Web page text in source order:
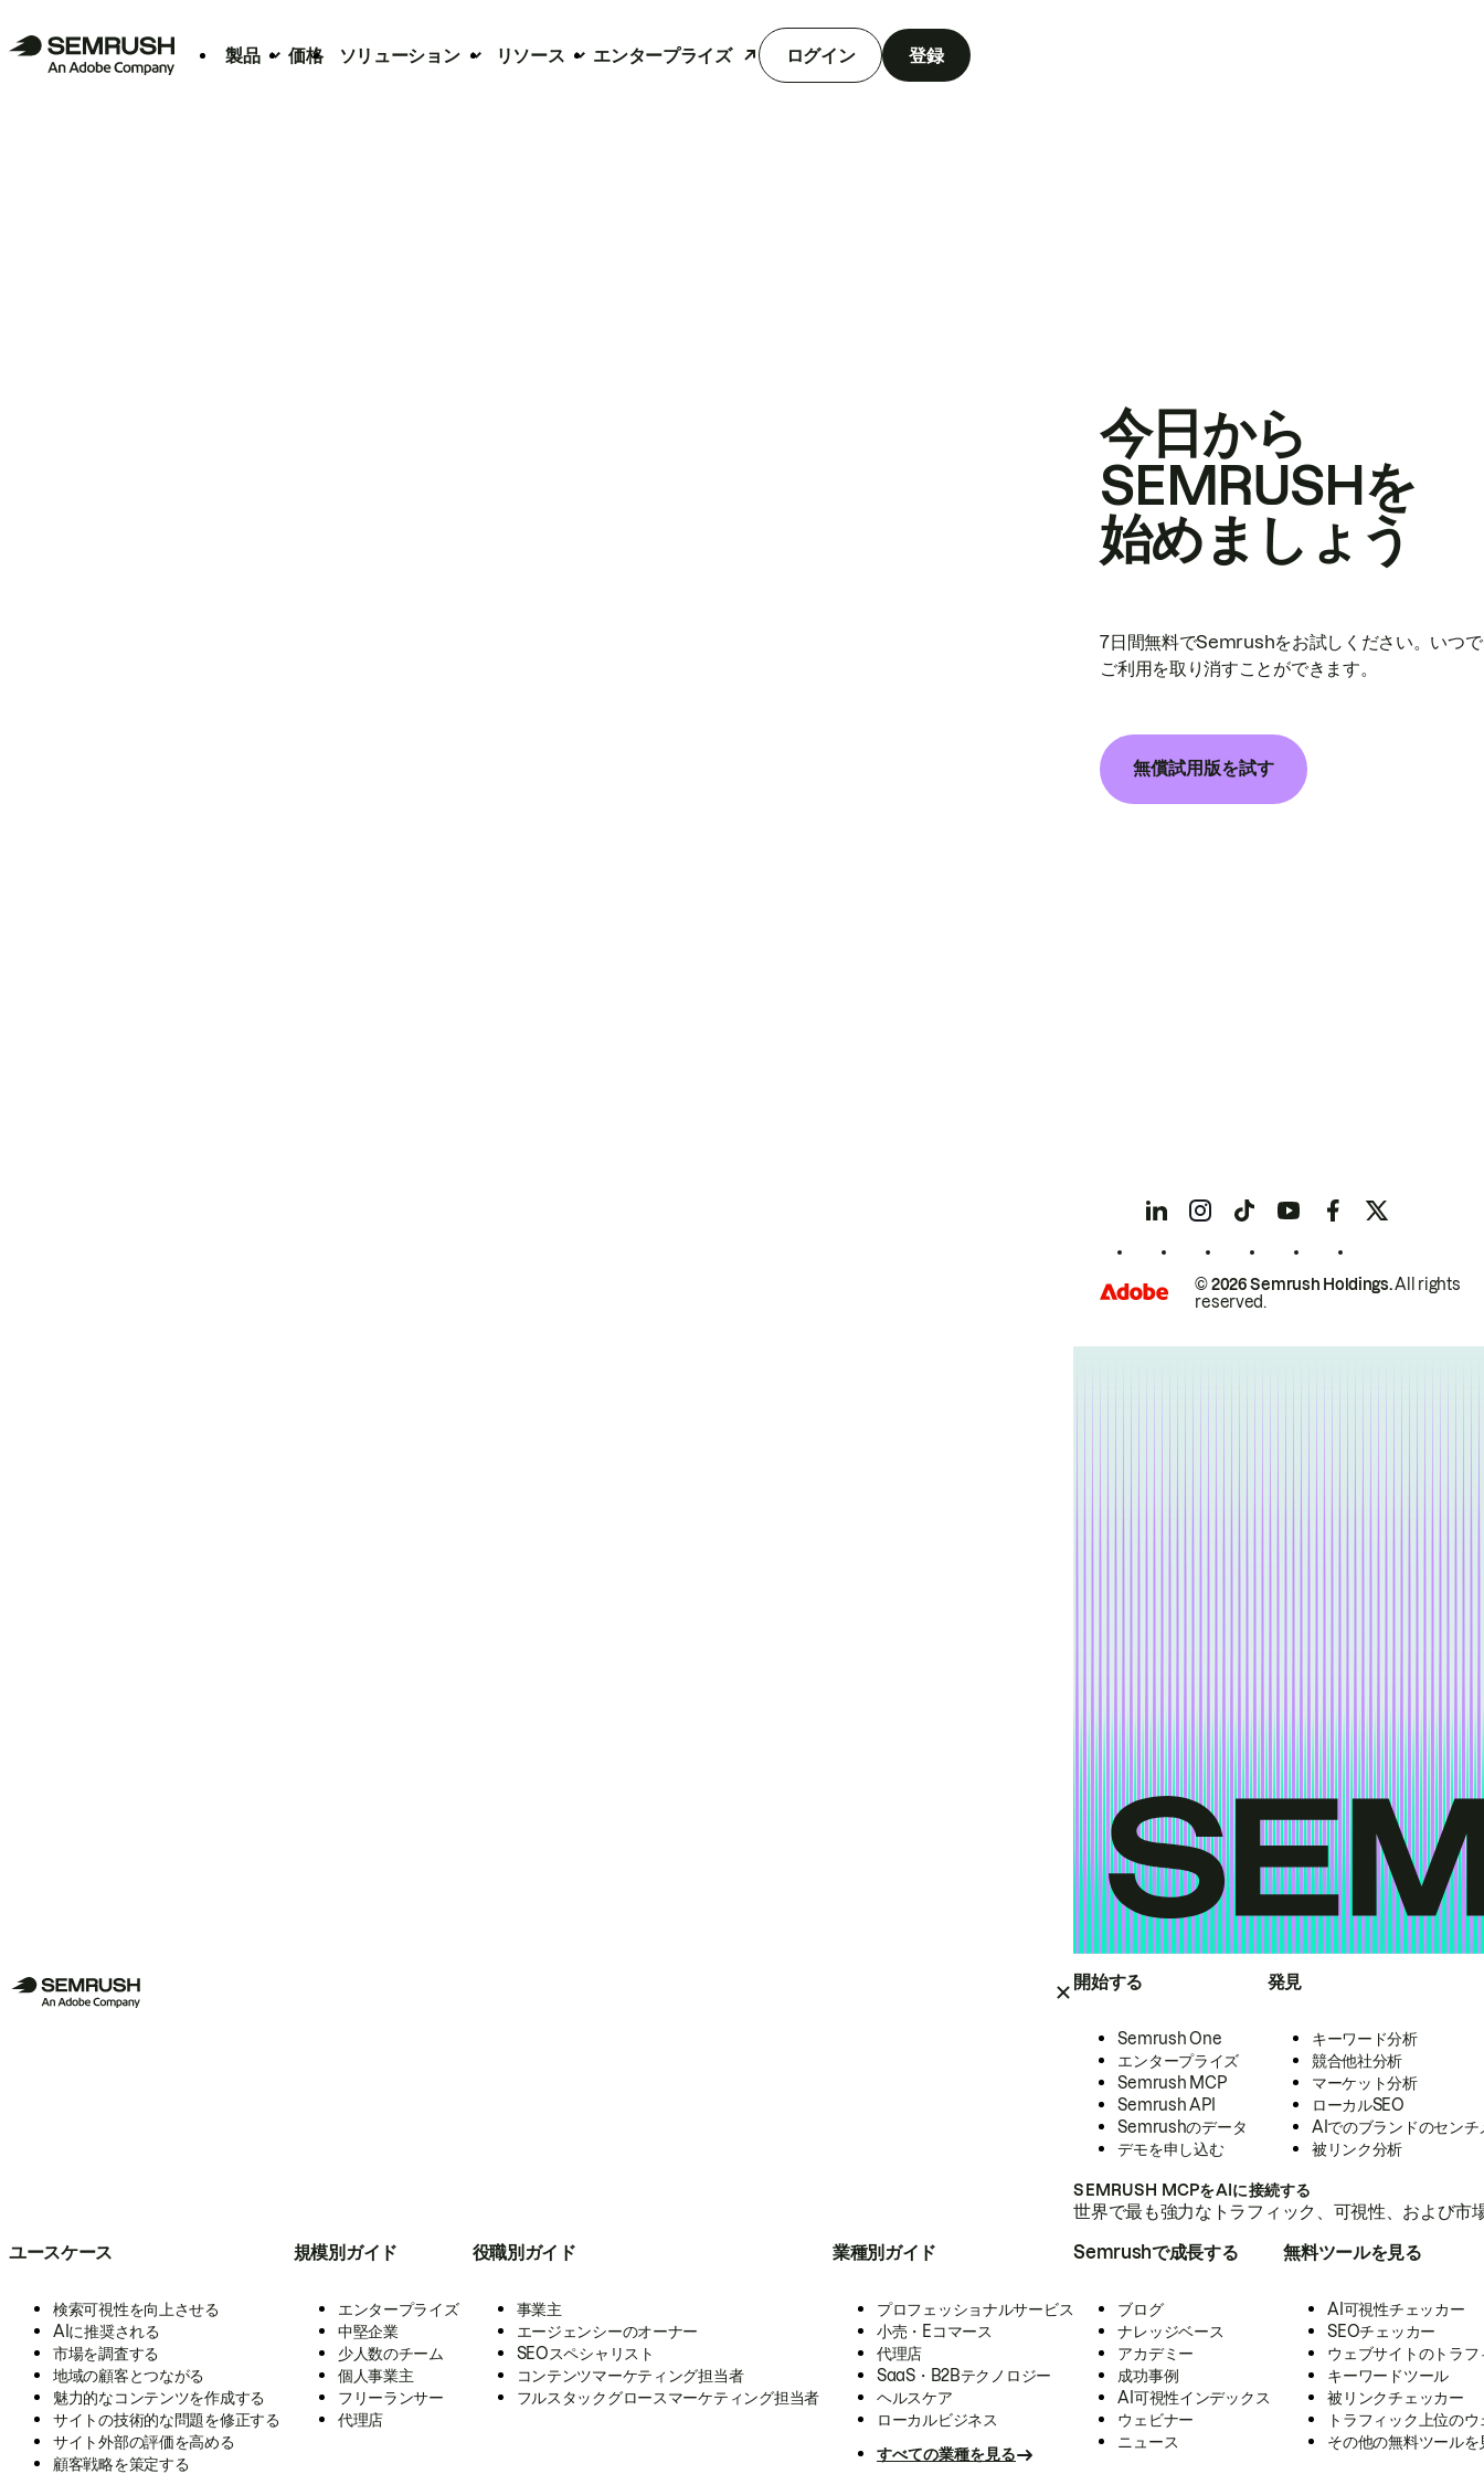
製品 価格 ソリューション リソース エンタープライズ ログイン 登録
開始する
Semrush One
エンタープライズ
Semrush MCP
Semrush API
Semrushのデータ
デモを申し込む
発見
キーワード分析
競合他社分析
マーケット分析
ローカルSEO
AIでのブランドのセンチ
被リンク分析
SEMRUSH MCPをAIに接続する
世界で最も強力なトラフィック、可視性、および
ユースケース
検索可視性を向上させる
AIに推奨される
市場を調査する
地域の顧客とつながる
魅力的なコンテンツを作成する
サイトの技術的な問題を修正する
サイト外部の評価を高める
顧客戦略を策定する
規模別ガイド
エンタープライズ
中堅企業
少人数のチーム
個人事業主
フリーランサー
代理店
役職別ガイド
事業主
エージェンシーのオーナー
SEOスペシャリスト
コンテンツマーケティング担当者
フルスタックグロースマーケティング担当者
業種別ガイド
プロフェッショナルサービス
小売・Eコマース
代理店
SaaS・B2Bテクノロジー
ヘルスケア
ローカルビジネス
すべての業種を見る
Semrushで成長する
ブログ
ナレッジベース
アカデミー
成功事例
AI可視性インデックス
ウェビナー
ニュース
無料ツールを見る
AI可視性チェッカー
SEOチェッカー
ウェブサイトのトラ
キーワードツール
被リンクチェッカー
トラフィック上位の
その他の無料ツールを
今日から
SEMRUSHを
始めましょう
7日間無料でSemrushをお試しください。いつ
ご利用を取り消すことができます。
無償試用版を試す
© 2026 Semrush Holdings.All rights
reserved.